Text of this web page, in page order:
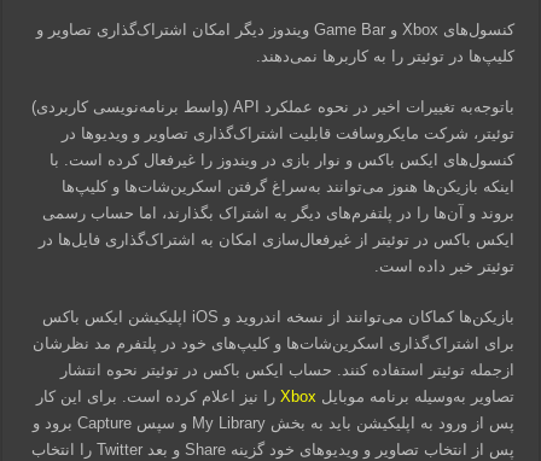
کنسول‌های Xbox و Game Bar ویندوز دیگر امکان اشتراک‌گذاری تصاویر و
کلیپ‌ها در توئیتر را به کاربرها نمی‌دهند.
باتوجه‌به تغییرات اخیر در نحوه عملکرد API (واسط برنامه‌نویسی کاربردی)
توئیتر، شرکت مایکروسافت قابلیت اشتراک‌گذاری تصاویر و ویدیوها در
کنسول‌های ایکس باکس و نوار بازی در ویندوز را غیرفعال کرده است. با
اینکه بازیکن‌ها هنوز می‌توانند به‌سراغ گرفتن اسکرین‌شات‌ها و کلیپ‌ها
بروند و آن‌ها را در پلتفرم‌های دیگر به اشتراک بگذارند، اما حساب رسمی
ایکس باکس در توئیتر از غیرفعال‌سازی امکان به اشتراک‌گذاری فایل‌ها در
توئیتر خبر داده است.
بازیکن‌ها کماکان می‌توانند از نسخه اندروید و iOS اپلیکیشن ایکس باکس
برای اشتراک‌گذاری اسکرین‌شات‌ها و کلیپ‌های خود در پلتفرم مد نظرشان
ازجمله توئیتر استفاده کنند. حساب ایکس باکس در توئیتر نحوه انتشار
تصاویر به‌وسیله برنامه موبایل Xbox را نیز اعلام کرده است. برای این کار
پس از ورود به اپلیکیشن باید به بخش My Library و سپس Capture برود و
پس از انتخاب تصاویر و ویدیوهای خود گزینه Share و بعد Twitter را انتخاب